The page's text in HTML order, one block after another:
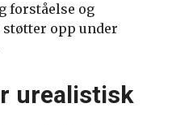
forståelse og
støtter opp under
urealistisk